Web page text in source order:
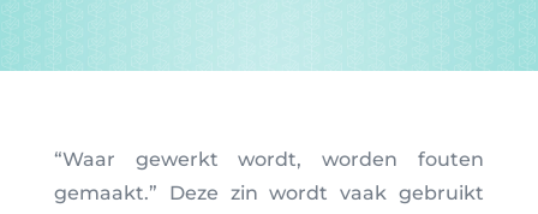
“Waar gewerkt wordt, worden fouten
gemaakt.” Deze zin wordt vaak gebruikt